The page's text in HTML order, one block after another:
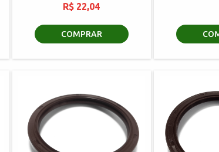
R$ 22,04
COMPRAR